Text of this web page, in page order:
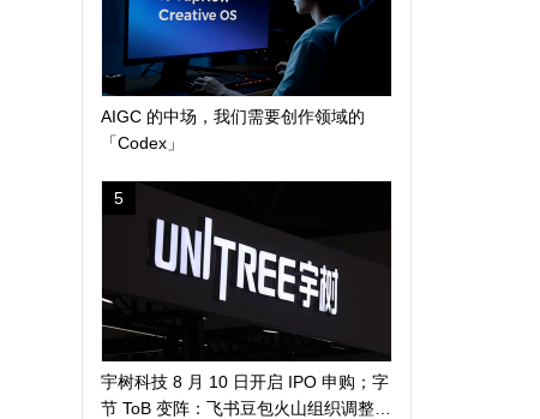
AIGC 的中场，我们需要创作领域的
「Codex」
5
宇树科技 8 月 10 日开启 IPO 申购；字
节 ToB 变阵：飞书豆包火山组织调整；